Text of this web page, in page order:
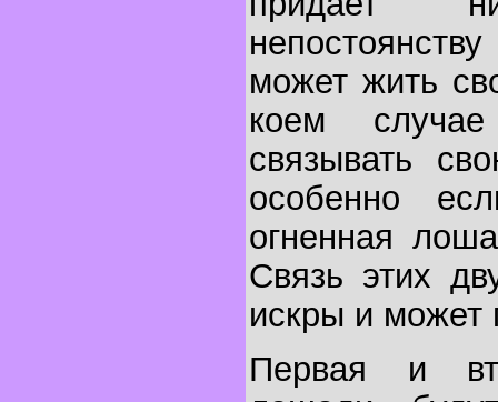
может жить
коем
связывать
особенно
огненная
Связь этих
искры и может
Первая и